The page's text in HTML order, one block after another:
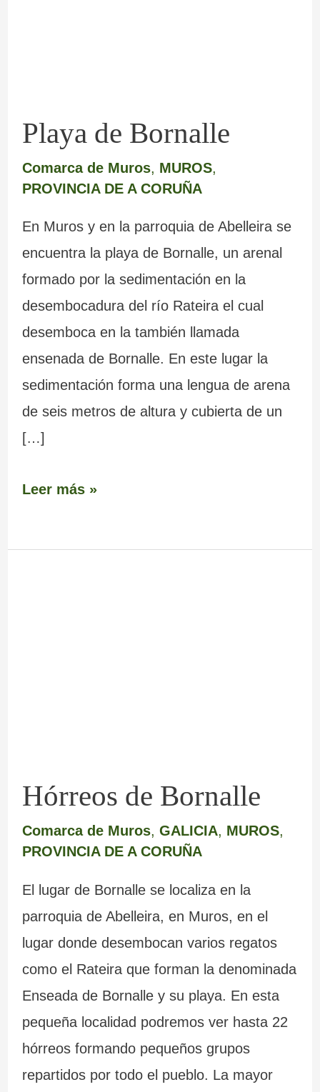
Playa de Bornalle
Comarca de Muros, MUROS,
PROVINCIA DE A CORUÑA
En Muros y en la parroquia de Abelleira se
encuentra la playa de Bornalle, un arenal
formado por la sedimentación en la
desembocadura del río Rateira el cual
desemboca en la también llamada
ensenada de Bornalle. En este lugar la
sedimentación forma una lengua de arena
de seis metros de altura y cubierta de un
[…]
Leer más »
Hórreos de Bornalle
Comarca de Muros, GALICIA, MUROS,
PROVINCIA DE A CORUÑA
El lugar de Bornalle se localiza en la
parroquia de Abelleira, en Muros, en el
lugar donde desembocan varios regatos
como el Rateira que forman la denominada
Enseada de Bornalle y su playa. En esta
pequeña localidad podremos ver hasta 22
hórreos formando pequeños grupos
repartidos por todo el pueblo. La mayor